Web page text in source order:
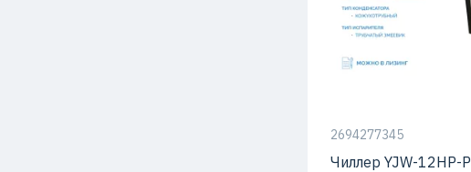
Тип компрессора
2694277345
Чиллер YJW-12HP-P